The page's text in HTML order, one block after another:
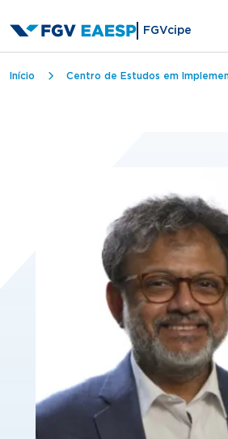
FGVcipe
Trilha de navegação
Início Centro de Estudos em